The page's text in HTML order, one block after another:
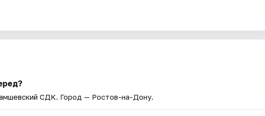
СДК. Город — Ростов-на-Дону.